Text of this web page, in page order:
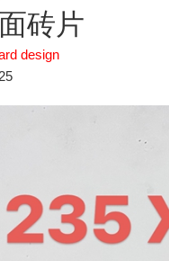
砖片
design